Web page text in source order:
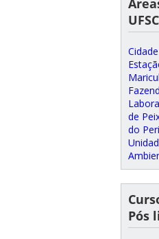
de
do Peri
Pós